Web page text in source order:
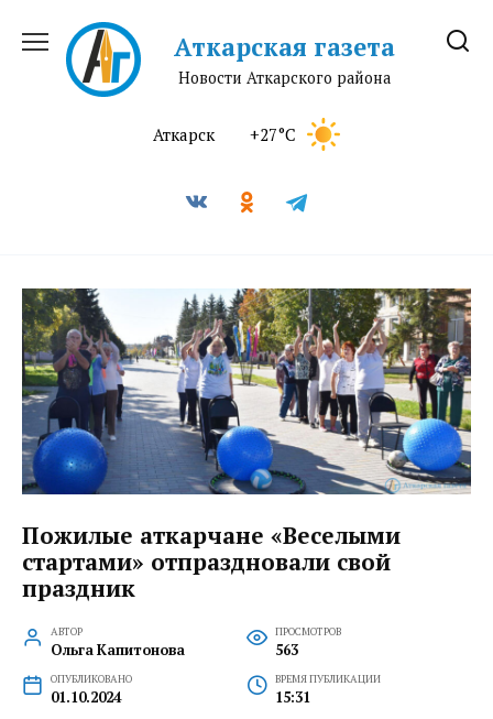
содержанию
Аткарская газета
Новости Аткарского района
Аткарск +27°C
Пожилые аткарчане «Веселыми
стартами» отпраздновали свой
праздник
АВТОР
Ольга Капитонова
ПРОСМОТРОВ
563
ОПУБЛИКОВАНО
01.10.2024
ВРЕМЯ ПУБЛИКАЦИИ
15:31